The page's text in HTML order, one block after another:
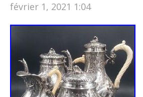
février 1, 2021 1:04